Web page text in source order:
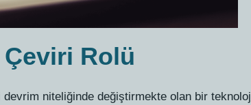
Çeviri Rolü
niteliğinde değiştirmekte olan bir